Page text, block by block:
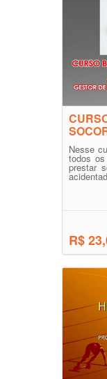
Nesse
todos
prestar
R$